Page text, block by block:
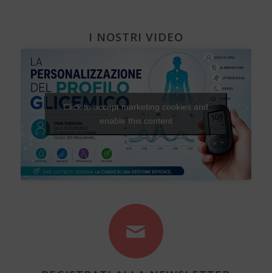
I NOSTRI VIDEO
Click to accept marketing cookies and
enable this content